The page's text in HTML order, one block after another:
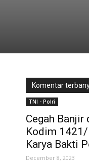
Komentar
TNI - Polri
Cegah Banjir
Kodim 1421/
Karya Bakti
December 8, 2023